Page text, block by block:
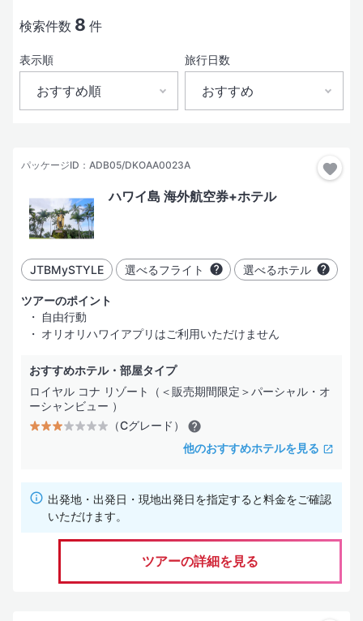
出発日
指定した都市だけ行く
絞り込み
ホテル フライト
ホテルグレード
（SLグレード）
検索する
検索件数 8 件
表示順
おすすめ順
旅行日数
おすすめ
4日間
6日間
パッケージID：ADB05/DKOAA0023A
ハワイ島 海外航空券+ホテル
JTBMySTYLE 選べるフライト 選べるホテル
ツアーのポイント
自由行動
オリオリハワイアプリはご利用いただけません
おすすめホテル・部屋タイプ
ロイヤル コナ リゾート（＜販売期間限定＞パーシャル・オ
ーシャンビュー ）
（Cグレード）
他のおすすめホテルを見る
出発地・出発日・現地出発日を指定すると料金をご確認
いただけます。
ツアーの詳細を見る